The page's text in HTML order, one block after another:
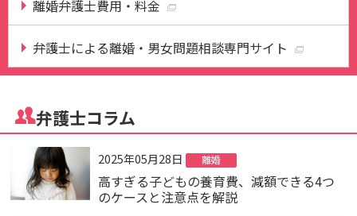
離婚弁護士費用・料金
弁護士による離婚・男女問題相談専門サイト
弁護士コラム
2025年05月28日 離婚
高すぎる子どもの養育費、減額できる4つ
のケースと注意点を解説